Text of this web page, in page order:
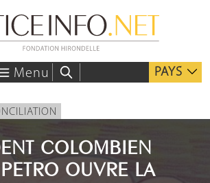
Menu PAYS
COLOMBIEN
OUVRE LA